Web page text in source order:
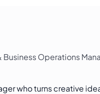
Operations
who turns creative